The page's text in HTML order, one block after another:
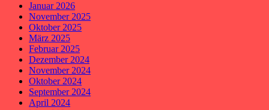
Januar 2026
November 2025
Oktober 2025
März 2025
Februar 2025
Dezember 2024
November 2024
Oktober 2024
September 2024
April 2024